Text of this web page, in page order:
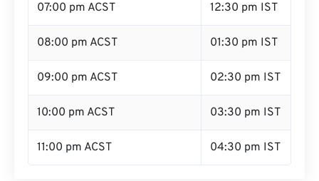
07:00 pm ACST 12:30 pm IST
08:00 pm ACST 01:30 pm IST
09:00 pm ACST 02:30 pm IST
10:00 pm ACST 03:30 pm IST
11:00 pm ACST 04:30 pm IST